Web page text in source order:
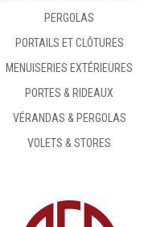
PERGOLAS
PORTAILS ET CLÔTURES
MENUISERIES EXTÉRIEURES
PORTES & RIDEAUX
VÉRANDAS & PERGOLAS
VOLETS & STORES